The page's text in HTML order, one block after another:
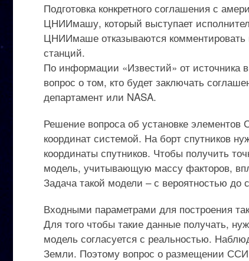
Подготовка конкретного соглашения с
ЦНИИмашу, который выступает
ЦНИИмаше отказываются
станций.
По информации «Известий» от источника
вопрос о том, кто будет заключать
департамент или NASA.
Решение вопроса об установке
координат системой. На борт спутников
координаты спутников. Чтобы получить
модель, учитывающую массу факторов,
Задача такой модели – с вероятностью до
Входными параметрами для построения
Для того чтобы такие данные получать,
модель согласуется с реальностью.
Земли. Поэтому вопрос о размещении